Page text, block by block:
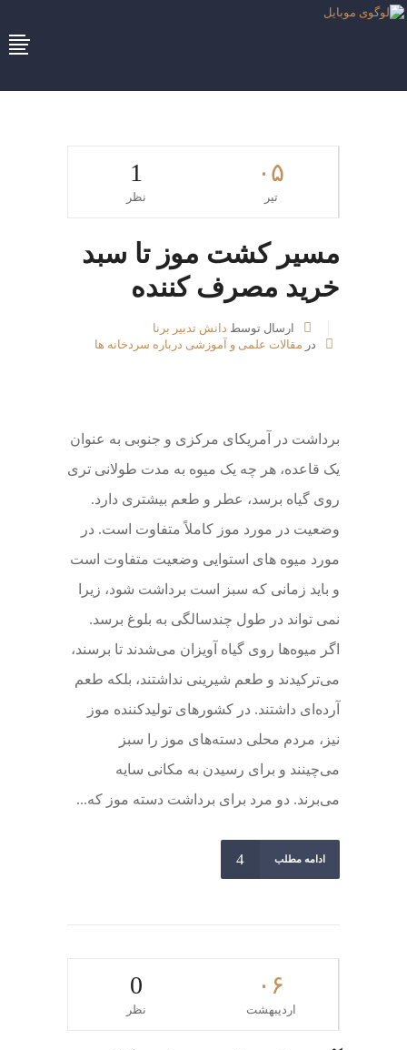
۰۵
تیر
1
نظر
مسیر کشت موز تا سبد
خرید مصرف کننده
ارسال توسط دانش تدبیر برنا
در مقالات علمی و آموزشی درباره سردخانه ها
برداشت در آمریکای مرکزی و جنوبی به عنوان
یک قاعده، هر چه یک میوه به مدت طولانی تری
روی گیاه برسد، عطر و طعم بیشتری دارد.
وضعیت در مورد موز کاملاً متفاوت است. در
مورد میوه های استوایی وضعیت متفاوت است
و باید زمانی که سبز است برداشت شود، زیرا
نمی تواند در طول چندسالگی به بلوغ برسد.
اگر میوه‌ها روی گیاه آویزان می‌شدند تا برسند،
می‌ترکیدند و طعم شیرینی نداشتند، بلکه طعم
آرده‌ای داشتند. در کشورهای تولیدکننده موز
نیز، مردم محلی دسته‌های موز را سبز
می‌چینند و برای رسیدن به مکانی سایه
می‌برند. دو مرد برای برداشت دسته موز که...
ادامه مطلب
۰۶
اردیبهشت
0
نظر